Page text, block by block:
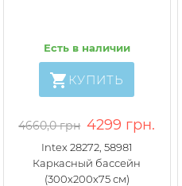
Есть в наличии
КУПИТЬ
4660,0 грн 4299 грн.
Intex 28272, 58981
Каркасный бассейн
(300х200х75 см)